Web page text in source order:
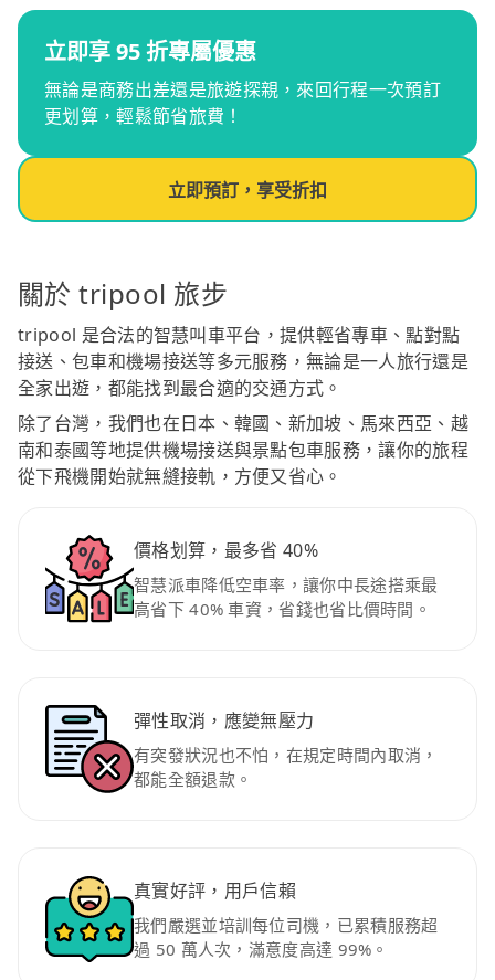
立即享 95 折專屬優惠
無論是商務出差還是旅遊探親，來回行程一次預訂
更划算，輕鬆節省旅費！
立即預訂，享受折扣
關於 tripool 旅步
tripool 是合法的智慧叫車平台，提供輕省專車、點對點
接送、包車和機場接送等多元服務，無論是一人旅行還是
全家出遊，都能找到最合適的交通方式。
除了台灣，我們也在日本、韓國、新加坡、馬來西亞、越
南和泰國等地提供機場接送與景點包車服務，讓你的旅程
從下飛機開始就無縫接軌，方便又省心。
價格划算，最多省 40%
智慧派車降低空車率，讓你中長途搭乘最
高省下 40% 車資，省錢也省比價時間。
彈性取消，應變無壓力
有突發狀況也不怕，在規定時間內取消，
都能全額退款。
真實好評，用戶信賴
我們嚴選並培訓每位司機，已累積服務超
過 50 萬人次，滿意度高達 99%。